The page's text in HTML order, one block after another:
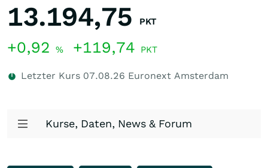
13.194,75 PKT
+0,92 % +119,74 PKT
Letzter Kurs 07.08.26 Euronext Amsterdam
Kurse, Daten, News & Forum